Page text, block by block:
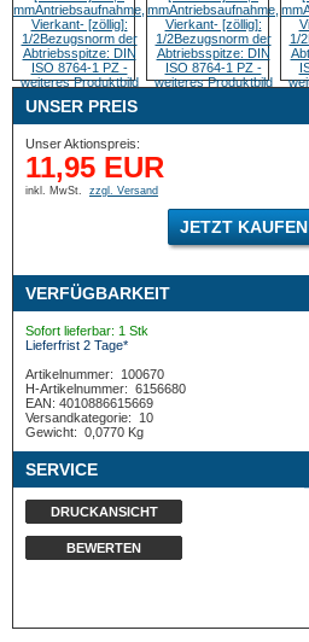
UNSER PREIS
Unser Aktionspreis:
11,95 EUR
inkl. MwSt. zzgl. Versand
JETZT KAUFEN
VERFÜGBARKEIT
Sofort lieferbar: 1 Stk
Lieferfrist 2 Tage*
Artikelnummer:
100670
H-Artikelnummer: 6156680
EAN: 4010886615669
Versandkategorie:
10
Gewicht: 0,0770 Kg
SERVICE
DRUCKANSICHT
BEWERTEN